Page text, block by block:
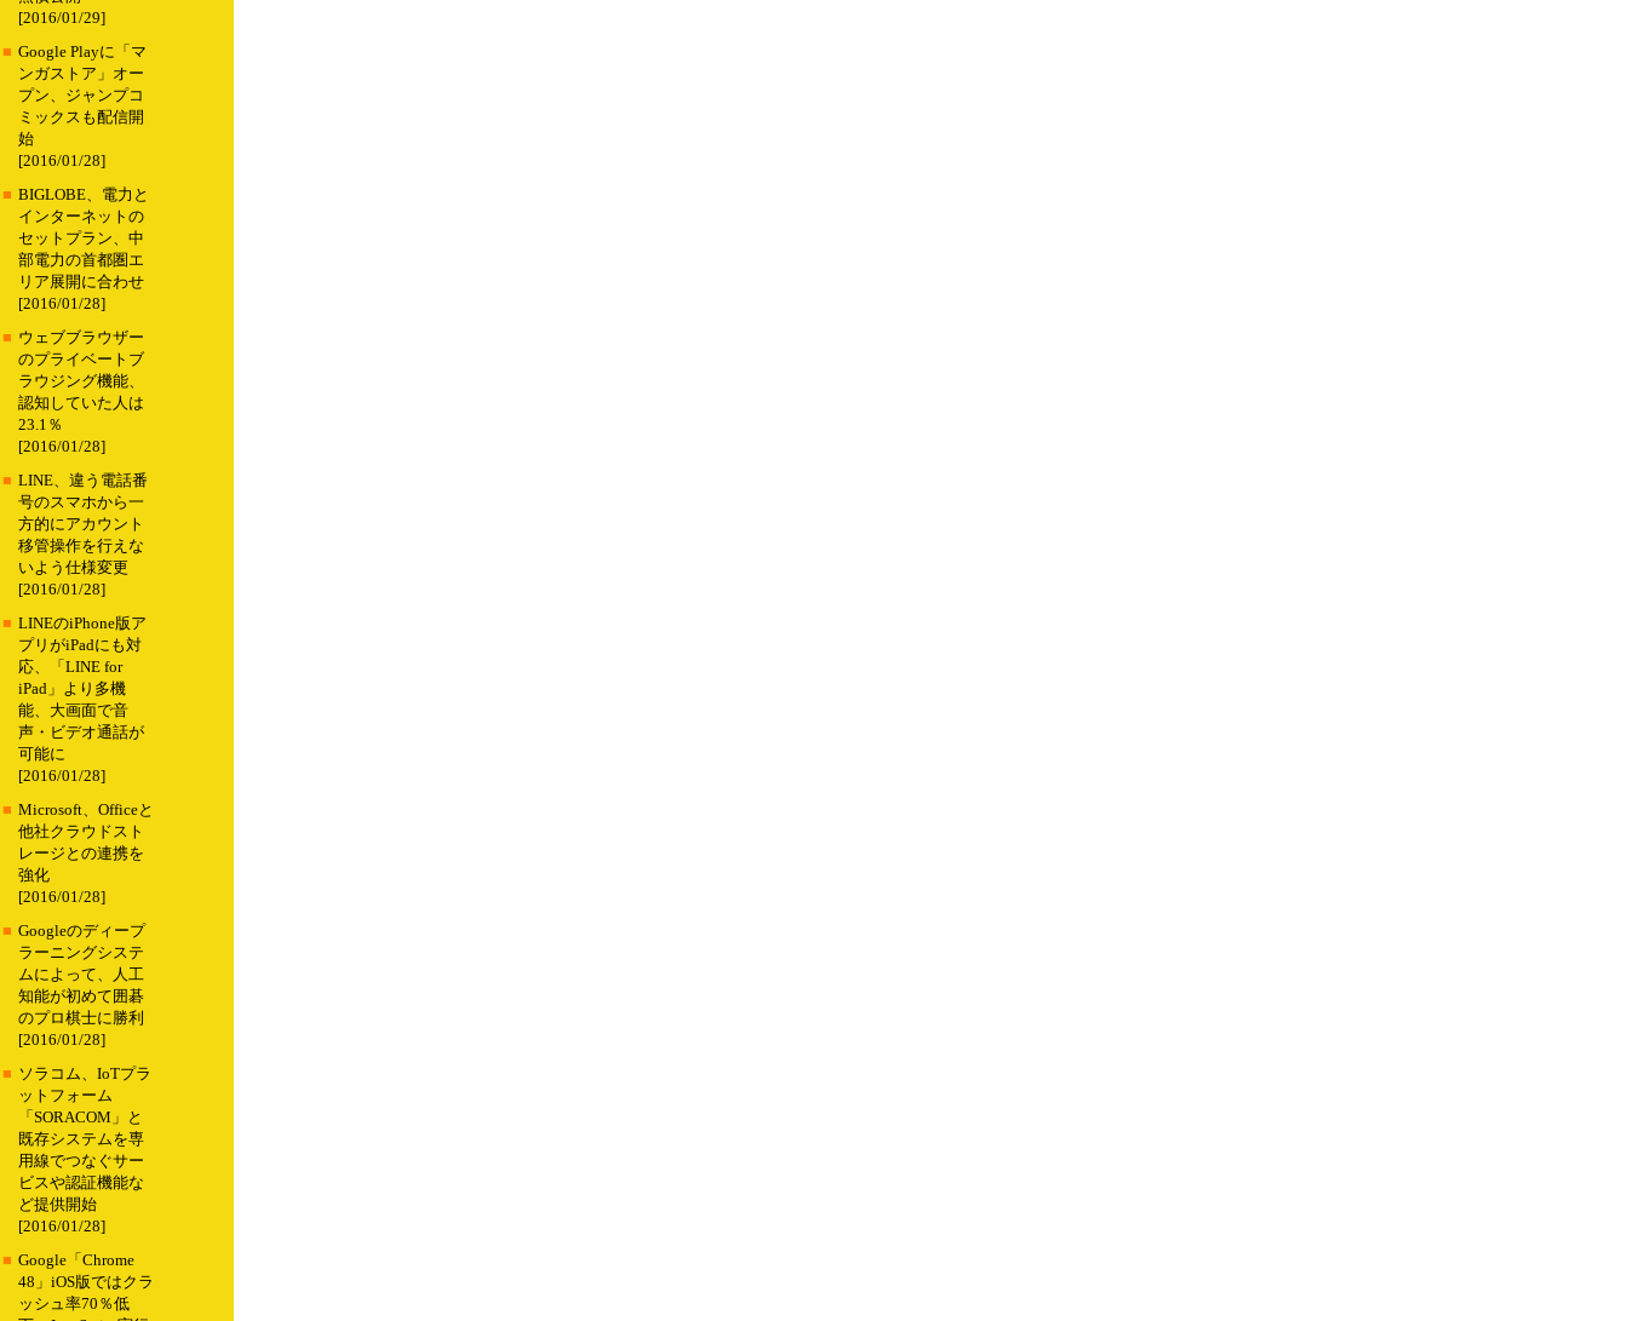
[2016/01/29]
■ Google Playに「マ
ンガストア」オー
プン、ジャンプコ
ミックスも配信開
始
[2016/01/28]
■ BIGLOBE、電力と
インターネットの
セットプラン、中
部電力の首都圏エ
リア展開に合わせ
[2016/01/28]
■ ウェブブラウザー
のプライベートブ
ラウジング機能、
認知していた人は
23.1％
[2016/01/28]
■ LINE、違う電話番
号のスマホから一
方的にアカウント
移管操作を行えな
いよう仕様変更
[2016/01/28]
■ LINEのiPhone版ア
プリがiPadにも対
応、「LINE for
iPad」より多機
能、大画面で音
声・ビデオ通話が
可能に
[2016/01/28]
■ Microsoft、Officeと
他社クラウドスト
レージとの連携を
強化
[2016/01/28]
■ Googleのディープ
ラーニングシステ
ムによって、人工
知能が初めて囲碁
のプロ棋士に勝利
[2016/01/28]
■ ソラコム、IoTプラ
ットフォーム
「SORACOM」と
既存システムを専
用線でつなぐサー
ビスや認証機能な
ど提供開始
[2016/01/28]
■ Google「Chrome
48」iOS版ではクラ
ッシュ率70％低